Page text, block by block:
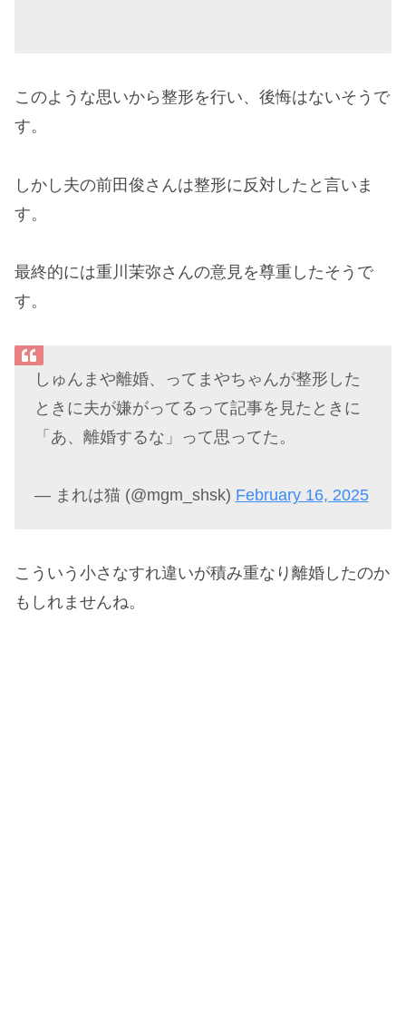
このような思いから整形を行い、後悔はないそうで
す。
しかし夫の前田俊さんは整形に反対したと言いま
す。
最終的には重川茉弥さんの意見を尊重したそうで
す。
しゅんまや離婚、ってまやちゃんが整形した
ときに夫が嫌がってるって記事を見たときに
「あ、離婚するな」って思ってた。
— まれは猫 (@mgm_shsk) February 16, 2025
こういう小さなすれ違いが積み重なり離婚したのか
もしれませんね。